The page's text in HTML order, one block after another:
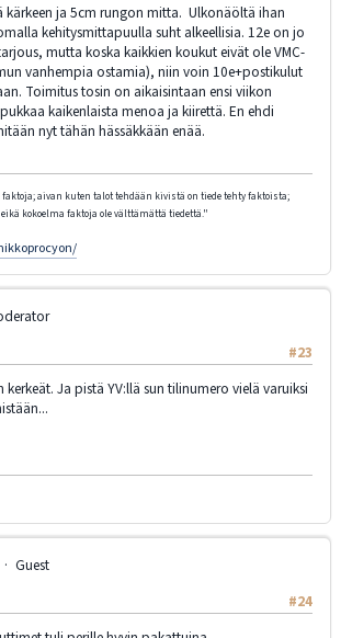
kärkeen ja 5cm rungon mitta. Ulkonäöltä ihan
kehitysmittapuulla suht alkeellisia. 12e on jo
mutta koska kaikkien koukut eivät ole VMC-
vanhempia ostamia), niin voin 10e+postikulut
Toimitus tosin on aikaisintaan ensi viikon
kaikenlaista menoa ja kiirettä. En ehdi
nyt tähän hässäkkään enää.
faktoja; aivan kuten talot tehdään kivistä on tiede tehty faktoista;
kokoelma faktoja ole välttämättä tiedettä."
#23
Ja pistä YV:llä sun tilinumero vielä varuiksi
Guest
#24